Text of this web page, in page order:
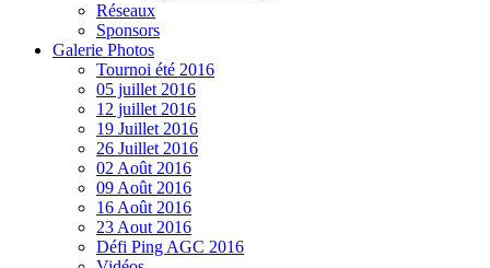
Réseaux
Sponsors
Galerie Photos
Tournoi été 2016
05 juillet 2016
12 juillet 2016
19 Juillet 2016
26 Juillet 2016
02 Août 2016
09 Août 2016
16 Août 2016
23 Aout 2016
Défi Ping AGC 2016